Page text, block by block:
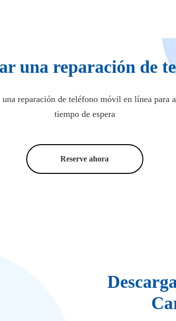
una reparación de
una reparación de teléfono móvil en línea para
tiempo de espera
Reserve ahora